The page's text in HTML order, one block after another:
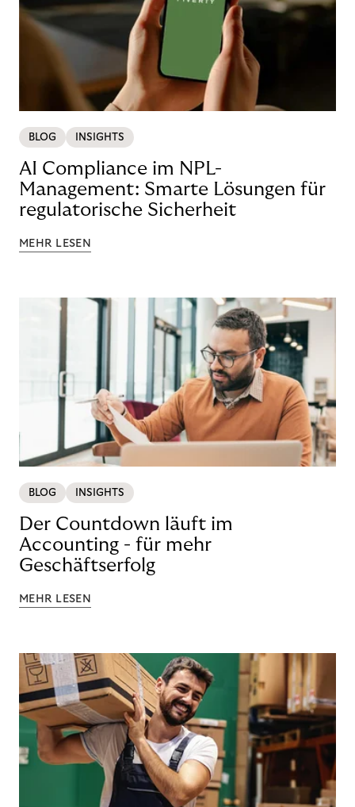
BLOG INSIGHTS
AI Compliance im NPL-
Management: Smarte Lösungen für
regulatorische Sicherheit
MEHR LESEN
BLOG INSIGHTS
Der Countdown läuft im
Accounting - für mehr
Geschäftserfolg
MEHR LESEN